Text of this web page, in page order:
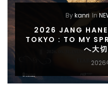
Bykanri In
2026 JANG
TOKYO : TO MY
へ大
2026